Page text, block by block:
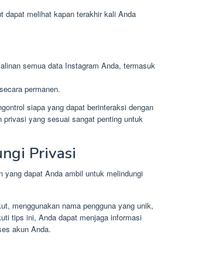
dapat melihat kapan terakhir kali Anda
semua data Instagram Anda, termasuk
permanen.
siapa yang dapat berinteraksi dengan
privasi yang sesuai sangat penting untuk
Privasi
yang dapat Anda ambil untuk melindungi
menggunakan nama pengguna yang unik,
tips ini, Anda dapat menjaga informasi
akun Anda.